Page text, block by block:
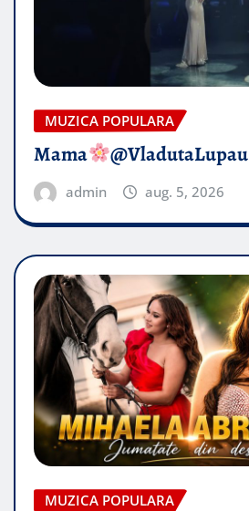
MUZICA POPULARA
Mama @VladutaLupau
admin aug. 5, 2026
MUZICA POPULARA